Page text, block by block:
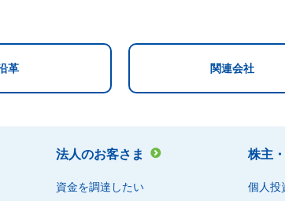
革 関連会社
法人のお客さま
資金を調達したい
株主
個人投